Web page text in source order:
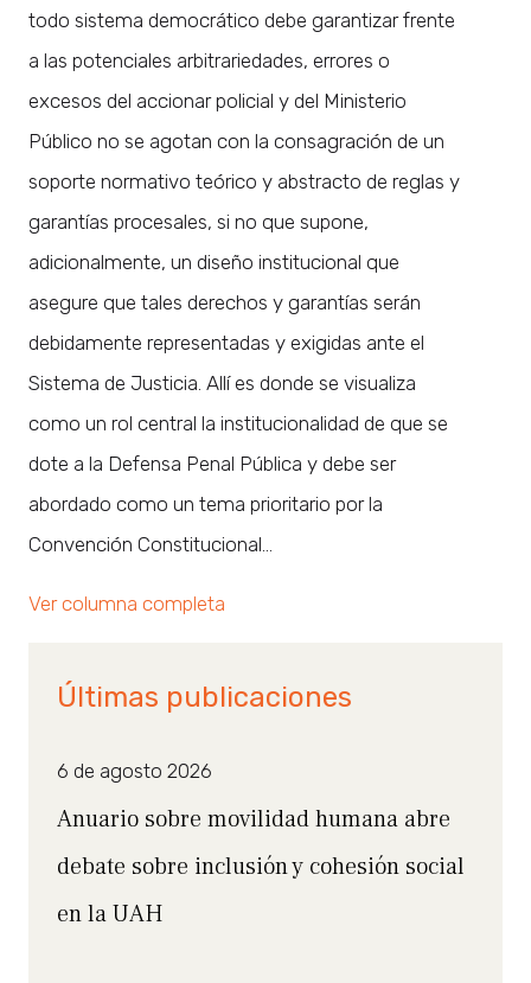
todo sistema democrático debe garantizar frente
a las potenciales arbitrariedades, errores o
excesos del accionar policial y del Ministerio
Público no se agotan con la consagración de un
soporte normativo teórico y abstracto de reglas y
garantías procesales, si no que supone,
adicionalmente, un diseño institucional que
asegure que tales derechos y garantías serán
debidamente representadas y exigidas ante el
Sistema de Justicia. Allí es donde se visualiza
como un rol central la institucionalidad de que se
dote a la Defensa Penal Pública y debe ser
abordado como un tema prioritario por la
Convención Constitucional…
Ver columna completa
Últimas publicaciones
6 de agosto 2026
Anuario sobre movilidad humana abre
debate sobre inclusión y cohesión social
en la UAH